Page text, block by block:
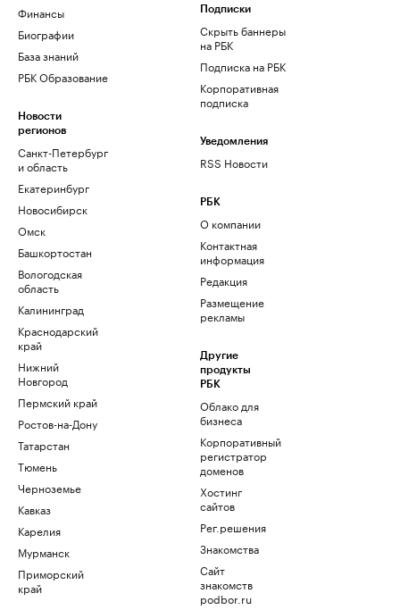
Финансы
Биографии
База знаний
РБК Образование
Новости
регионов
Санкт-Петербург
и область
Екатеринбург
Новосибирск
Омск
Башкортостан
Вологодская
область
Калининград
Краснодарский
край
Нижний
Новгород
Пермский край
Ростов-на-Дону
Татарстан
Тюмень
Черноземье
Кавказ
Карелия
Мурманск
Приморский
край
Подписки
Скрыть баннеры
на РБК
Подписка на РБК
Корпоративная
подписка
Уведомления
RSS Новости
РБК
О компании
Контактная
информация
Редакция
Размещение
рекламы
Другие
продукты
РБК
Облако для
бизнеса
Корпоративный
регистратор
доменов
Хостинг
сайтов
Рег.решения
Знакомства
Сайт
знакомств
podbor.ru